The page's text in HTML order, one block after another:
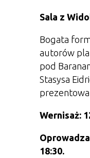
Sala z
Bogata
autorów
pod
Stasysa
Wernisaż:
18:30.